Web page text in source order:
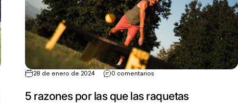
28 de enero de 2024 0 comentarios
5 razones por las que las raquetas